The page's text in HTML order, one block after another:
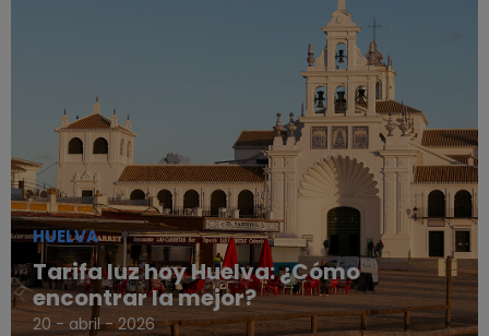
HUELVA
Tarifa luz hoy Huelva: ¿Cómo
encontrar la mejor?
20 - abril - 2026